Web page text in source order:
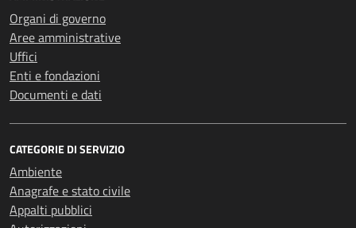
Organi di governo
Aree amministrative
Uffici
Enti e fondazioni
Documenti e dati
CATEGORIE DI SERVIZIO
Ambiente
Anagrafe e stato civile
Appalti pubblici